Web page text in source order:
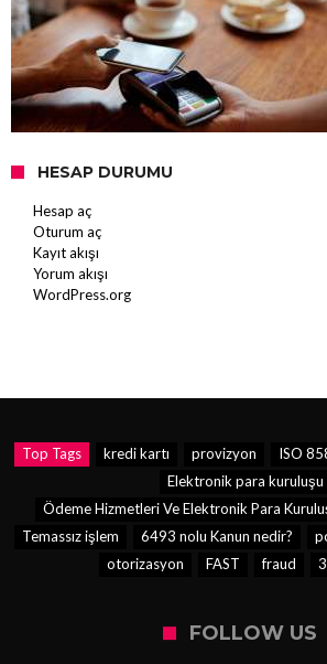
HESAP DURUMU
Hesap aç
Oturum aç
Kayıt akışı
Yorum akışı
WordPress.org
Top Tags kredi kartı provizyon ISO
Elektronik para kuruluşu
Ödeme Hizmetleri Ve Elektronik Para
Temassız işlem
6493 nolu Kanun nedir?
otorizasyon
FAST fraud
FOLLOW US